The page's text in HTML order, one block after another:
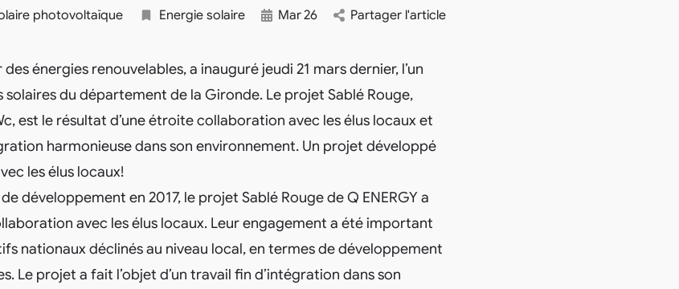
photovoltaïque Energie solaire Mar26 Partager l'article
énergies renouvelables, a inauguré jeudi 21 mars dernier, l’un
du département de la Gironde. Le projet Sablé Rouge,
est le résultat d’une étroite collaboration avec les élus locaux et
harmonieuse dans son environnement. Un projet développé
les élus locaux!
développement en 2017, le projet Sablé Rouge de Q ENERGY a
avec les élus locaux. Leur engagement a été important
nationaux déclinés au niveau local, en termes de développement
Le projet a fait l’objet d’un travail fin d’intégration dans son